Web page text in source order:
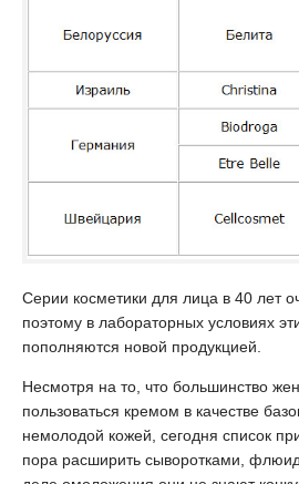
Серии косметики для лица в 40 лет
поэтому в лабораторных условиях
пополняются новой продукцией.
Несмотря на то, что большинство
пользоваться кремом в качестве
немолодой кожей, сегодня список
пора расширить сыворотками,